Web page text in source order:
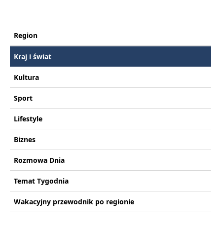
Region
Kraj i świat
Kultura
Sport
Lifestyle
Biznes
Rozmowa Dnia
Temat Tygodnia
Wakacyjny przewodnik po regionie